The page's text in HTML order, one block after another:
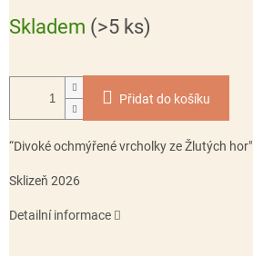
cena:
Skladem (>5 ks)
Přidat do košíku
“Divoké ochmýřené vrcholky ze Žlutých hor"
Sklizeň 2026
Detailní informace